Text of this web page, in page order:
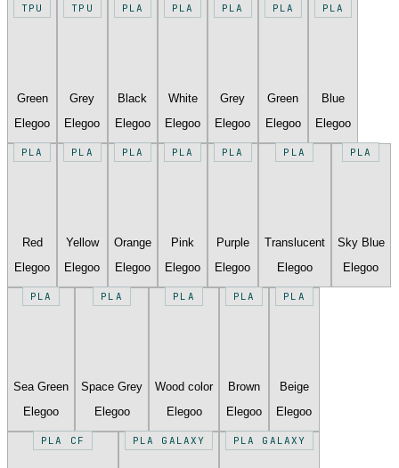
TPU
Green
Elegoo
TPU
Grey
Elegoo
PLA
Black
Elegoo
PLA
White
Elegoo
PLA
Grey
Elegoo
PLA
Green
Elegoo
PLA
Blue
Elegoo
PLA
Red
Elegoo
PLA
Yellow
Elegoo
PLA
Orange
Elegoo
PLA
Pink
Elegoo
PLA
Purple
Elegoo
PLA
Translucent
Elegoo
PLA
Sky Blue
Elegoo
PLA
Sea Green
Elegoo
PLA
Space Grey
Elegoo
PLA
Wood color
Elegoo
PLA
Brown
Elegoo
PLA
Beige
Elegoo
PLA CF PLA GALAXY PLA GALAXY